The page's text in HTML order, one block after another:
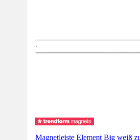
Magnetleiste Element Big weiß